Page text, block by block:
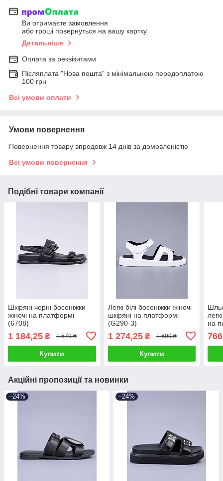
Ви отримаєте замовлення
або гроші повернуться на вашу картку
Детальніше
Оплата за реквізитами
Післяплата "Нова пошта" з мінімальною передоплатою
100 грн
Всі умови оплати
Умови повернення
Повернення товару впродовж 14 днів за домовленістю
Всі умови повернення
Подібні товари компанії
Шкіряні чорні босоніжки
жіночі на платформі
(6708)
1 184,25 ₴ 1 579 ₴
Купити
Легкі білі босоніжки жіночі
шкіряні на платформі
(G290-3)
1 274,25₴ 1 699 ₴
Купити
на
Акційні пропозиції та новинки
–24% –24%